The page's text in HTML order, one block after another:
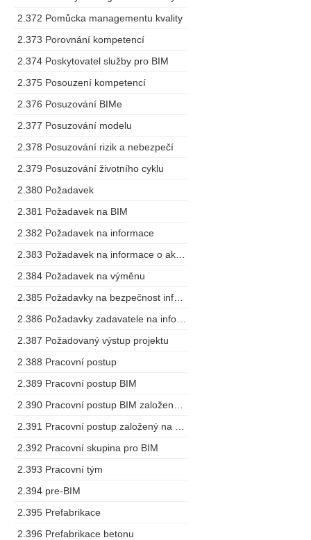
2.372 Pomůcka managementu kvality
2.373 Porovnání kompetencí
2.374 Poskytovatel služby pro BIM
2.375 Posouzení kompetencí
2.376 Posuzování BIMe
2.377 Posuzování modelu
2.378 Posuzování rizik a nebezpečí
2.379 Posuzování životního cyklu
2.380 Požadavek
2.381 Požadavek na BIM
2.382 Požadavek na informace
2.384 Požadavek na výměnu
2.387 Požadovaný výstup projektu
2.388 Pracovní postup
2.389 Pracovní postup BIM
2.392 Pracovní skupina pro BIM
2.393 Pracovní tým
2.394 pre-BIM
2.395 Prefabrikace
2.396 Prefabrikace betonu